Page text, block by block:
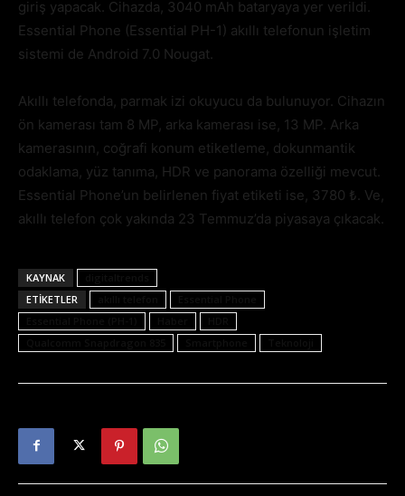
giriş yapacak. Cihazda, 3040 mAh bataryaya yer verildi.
Essential Phone (Essential PH-1) akıllı telefonun işletim
sistemi de Android 7.0 Nougat.
Akıllı telefonda, parmak izi okuyucu da bulunuyor. Cihazın
ön kamerası tam 8 MP, arka kamerası ise, 13 MP. Arka
kamerasının, coğrafi konum etiketleme, dokunmantik
odaklama, yüz tanıma, HDR ve panorama özelliği mevcut.
Essential Phone’un belirlenen fiyat etiketi ise, 3780 ₺. Ve,
akıllı telefon çok yakında 23 Temmuz’da piyasaya çıkacak.
KAYNAK
ETIKETLER